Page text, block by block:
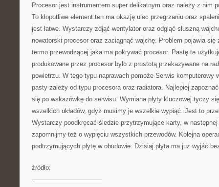
Procesor jest instrumentem super delikatnym oraz należy z nim
To kłopotliwe element ten ma okazję ulec przegrzaniu oraz
jest łatwe. Wystarczy zdjąć wentylator oraz odgiąć słuszną
nowatorski procesor oraz zaciągnąć wajchę. Problem pojawia
termo przewodzącej jaka ma pokrywać procesor. Pastę te
produkowane przez procesor było z prostotą przekazywane na
powietrzu. W tego typu naprawach pomoże Serwis komputerowy
pasty zależy od typu procesora oraz radiatora. Najlepiej
się po wskazówkę do serwisu. Wymiana płyty kluczowej tyczy
wszelkich układów, gdyż musimy je wszelkie wypiąć. Jest to
Wystarczy poodkręcać śledzie przytrzymujące karty, w
zapomnijmy też o wypięciu wszystkich przewodów. Kolejna
podtrzymujących płytę w obudowie. Dzisiaj płyta ma już wyjść
źródło:
———————————